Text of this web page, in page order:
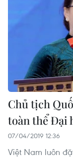
Chủ tịch
toàn thể Đại
07/04/2019 12:36
Việt Nam luôn